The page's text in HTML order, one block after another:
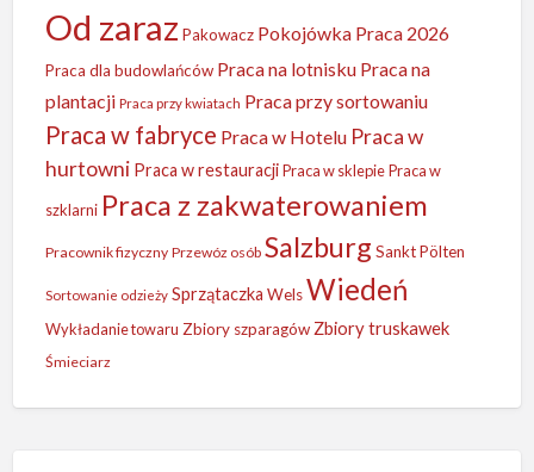
Od zaraz Pakowacz Pokojówka Praca 2026
Praca dla budowlańców Praca na lotnisku Praca na
plantacji Praca przy kwiatach Praca przy sortowaniu
Praca w fabryce Praca w Hotelu Praca w
hurtowni Praca w restauracji Praca w sklepie Praca w
szklarni Praca z zakwaterowaniem
Pracownik fizyczny Przewóz osób Salzburg Sankt Pölten
Sortowanie odzieży Sprzątaczka Wels Wiedeń
Wykładanie towaru Zbiory szparagów Zbiory truskawek
Śmieciarz